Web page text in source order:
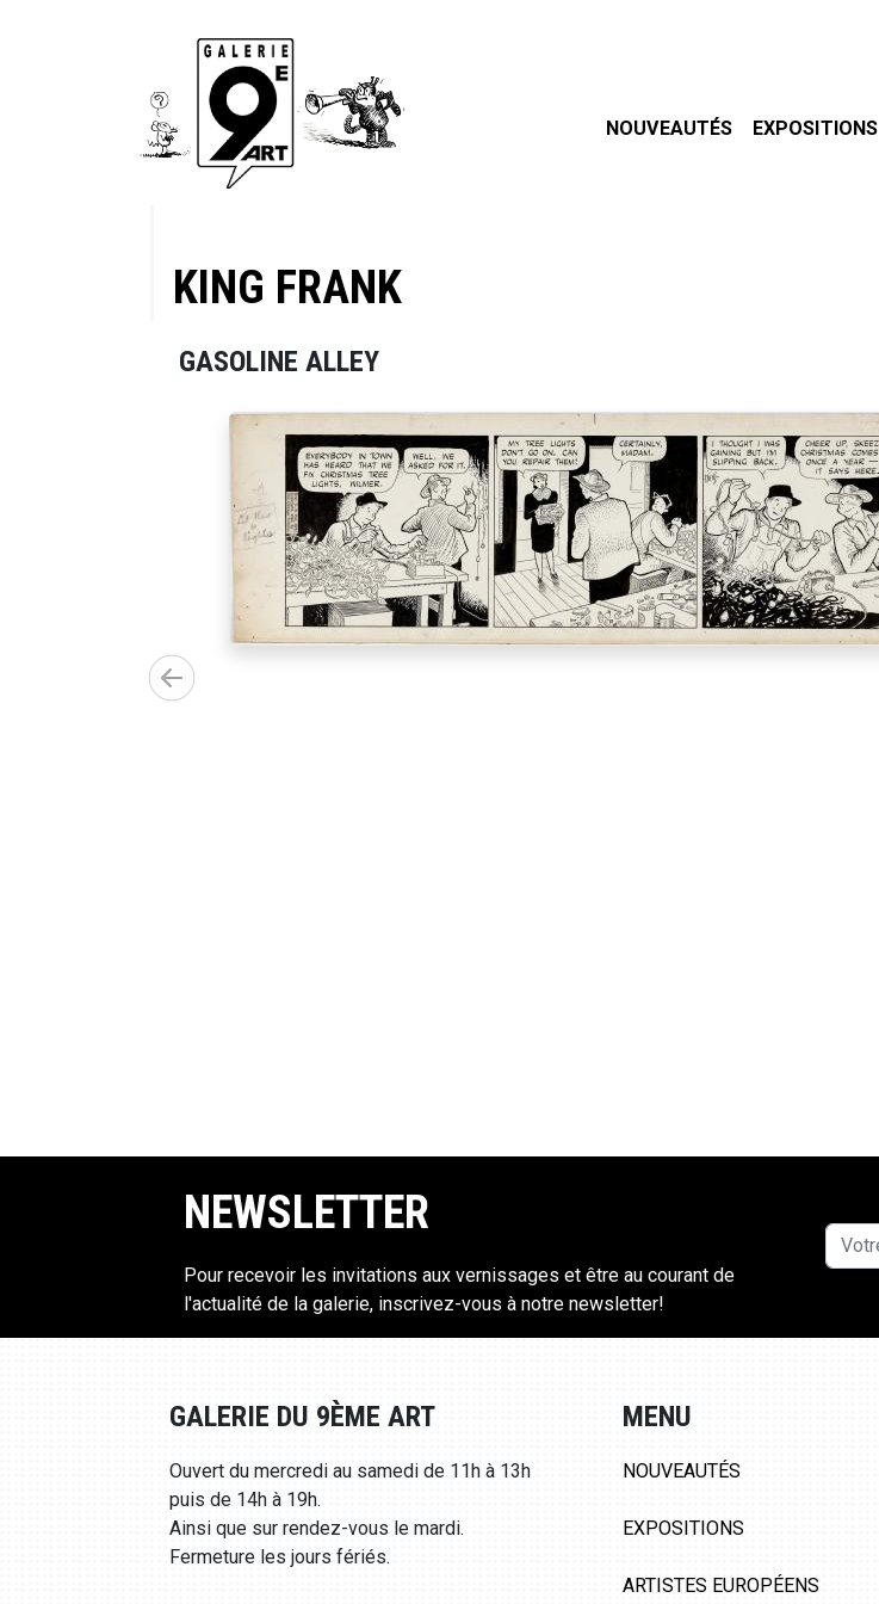
NOUVEAUTÉS EXPOSITIONS
KING FRANK
GASOLINE ALLEY
NEWSLETTER
Pour recevoir les invitations aux vernissages et être au courant de
l'actualité de la galerie, inscrivez-vous à notre newsletter!
GALERIE DU 9ÈME ART
Ouvert du mercredi au samedi de 11h à 13h
puis de 14h à 19h.
Ainsi que sur rendez-vous le mardi.
Fermeture les jours fériés.
MENU
NOUVEAUTÉS
EXPOSITIONS
ARTISTES EUROPÉENS